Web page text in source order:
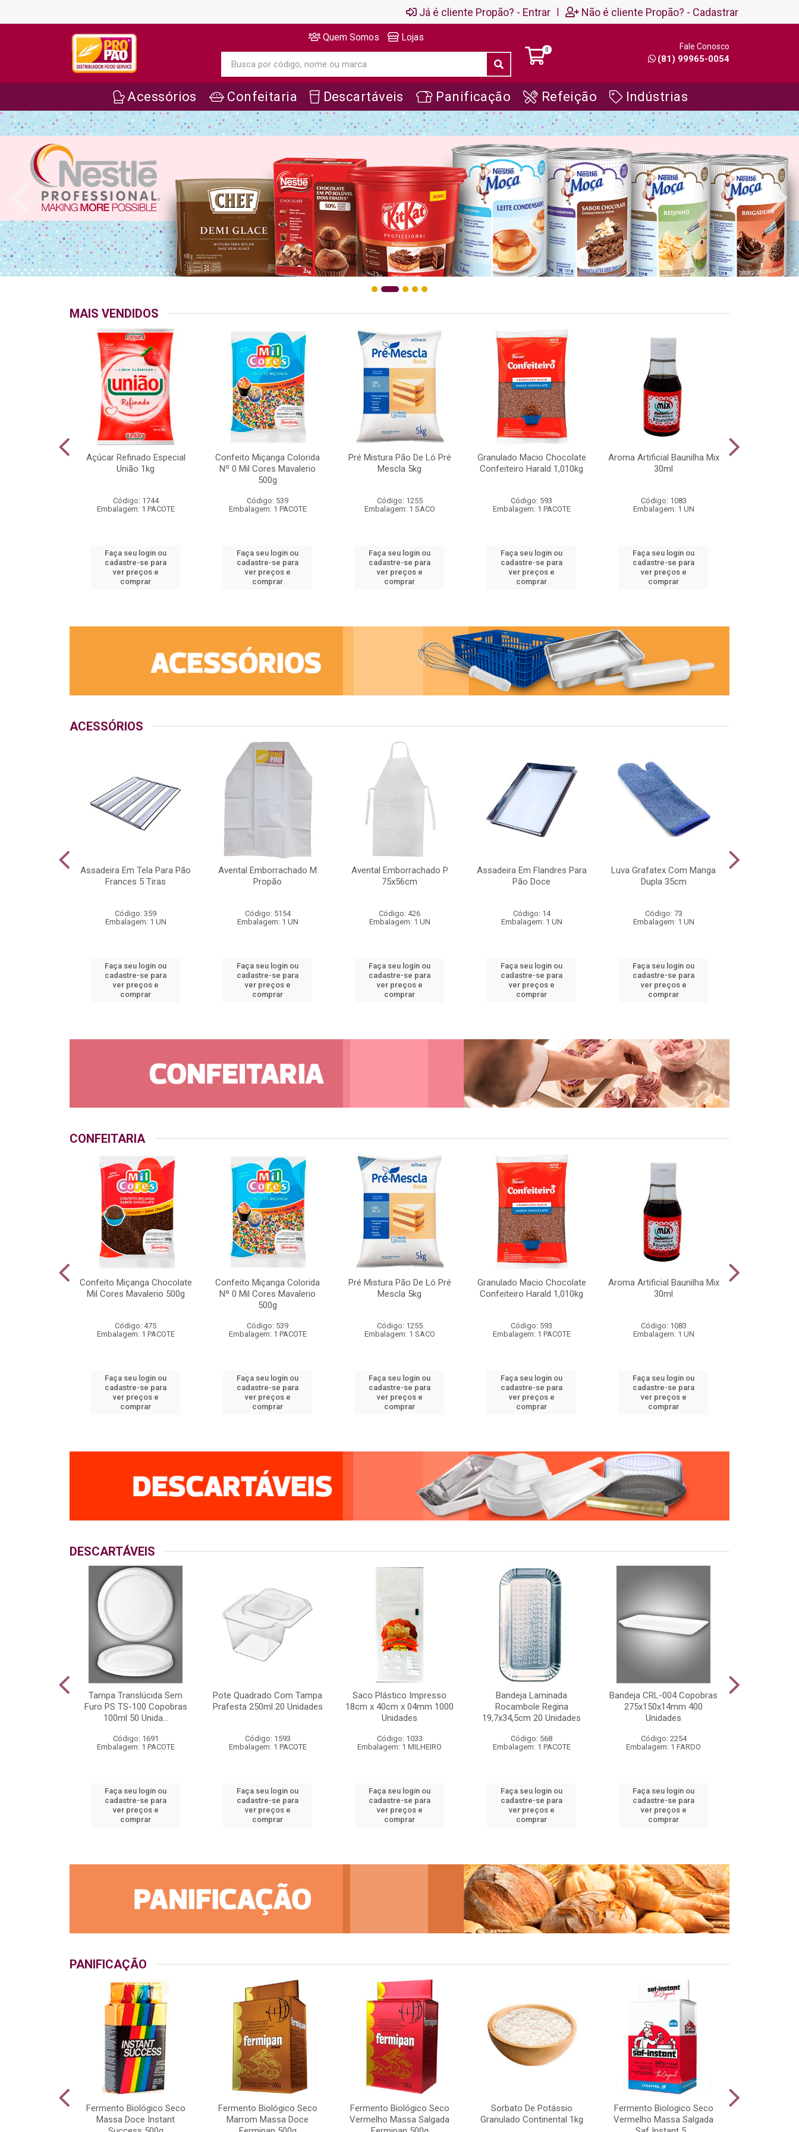
Já é cliente Propão? - Entrar | Não é cliente Propão? - Cadastrar
Quem Somos Lojas
0 Fale Conosco
(81) 99965-0054
Acessórios Confeitaria Descartáveis Panificação Refeição Indústrias
MAIS VENDIDOS
Açúcar Refinado Especial
União 1kg
Código: 1744
Embalagem: 1 PACOTE
Faça seu login ou
cadastre-se para
ver preços e
comprar
Confeito Miçanga Colorida
Nº 0 Mil Cores Mavalerio
500g
Código: 539
Embalagem: 1 PACOTE
Faça seu login ou
cadastre-se para
ver preços e
comprar
Pré Mistura Pão De Ló Pré
Mescla 5kg
Código: 1255
Embalagem: 1 SACO
Faça seu login ou
cadastre-se para
ver preços e
comprar
Granulado Macio Chocolate
Confeiteiro Harald 1,010kg
Código: 593
Embalagem: 1 PACOTE
Faça seu login ou
cadastre-se para
ver preços e
comprar
Aroma Artificial Baunilha Mix
30ml
Código: 1083
Embalagem: 1 UN
Faça seu login ou
cadastre-se para
ver preços e
comprar
ACESSÓRIOS
Assadeira Em Tela Para Pão
Frances 5 Tiras
Código: 359
Embalagem: 1 UN
Faça seu login ou
cadastre-se para
ver preços e
comprar
Avental Emborrachado M
Propão
Código: 5154
Embalagem: 1 UN
Faça seu login ou
cadastre-se para
ver preços e
comprar
Avental Emborrachado P
75x56cm
Código: 426
Embalagem: 1 UN
Faça seu login ou
cadastre-se para
ver preços e
comprar
Assadeira Em Flandres Para
Pão Doce
Código: 14
Embalagem: 1 UN
Faça seu login ou
cadastre-se para
ver preços e
comprar
Luva Grafatex Com Manga
Dupla 35cm
Código: 73
Embalagem: 1 UN
Faça seu login ou
cadastre-se para
ver preços e
comprar
CONFEITARIA
Confeito Miçanga Chocolate
Mil Cores Mavalerio 500g
Código: 475
Embalagem: 1 PACOTE
Faça seu login ou
cadastre-se para
ver preços e
comprar
Confeito Miçanga Colorida
Nº 0 Mil Cores Mavalerio
500g
Código: 539
Embalagem: 1 PACOTE
Faça seu login ou
cadastre-se para
ver preços e
comprar
Pré Mistura Pão De Ló Pré
Mescla 5kg
Código: 1255
Embalagem: 1 SACO
Faça seu login ou
cadastre-se para
ver preços e
comprar
Granulado Macio Chocolate
Confeiteiro Harald 1,010kg
Código: 593
Embalagem: 1 PACOTE
Faça seu login ou
cadastre-se para
ver preços e
comprar
Aroma Artificial Baunilha Mix
30ml
Código: 1083
Embalagem: 1 UN
Faça seu login ou
cadastre-se para
ver preços e
comprar
DESCARTÁVEIS
Tampa Translúcida Sem
Furo PS TS-100 Copobras
100ml 50 Unida...
Código: 1691
Embalagem: 1 PACOTE
Faça seu login ou
cadastre-se para
ver preços e
comprar
Pote Quadrado Com Tampa
Prafesta 250ml 20 Unidades
Código: 1593
Embalagem: 1 PACOTE
Faça seu login ou
cadastre-se para
ver preços e
comprar
Saco Plástico Impresso
18cm x 40cm x 04mm 1000
Unidades
Código: 1033
Embalagem: 1 MILHEIRO
Faça seu login ou
cadastre-se para
ver preços e
comprar
Bandeja Laminada
Rocambole Regina
19,7x34,5cm 20 Unidades
Código: 568
Embalagem: 1 PACOTE
Faça seu login ou
cadastre-se para
ver preços e
comprar
Bandeja CRL-004 Copobras
275x150x14mm 400
Unidades
Código: 2254
Embalagem: 1 FARDO
Faça seu login ou
cadastre-se para
ver preços e
comprar
PANIFICAÇÃO
Fermento Biológico Seco
Massa Doce Instant
Fermento Biológico Seco
Marrom Massa Doce
Fermento Biológico Seco
Vermelho Massa Salgada
Sorbato De Potássio
Granulado Continental 1kg
Fermento Biologico Seco
Vermelho Massa Salgada